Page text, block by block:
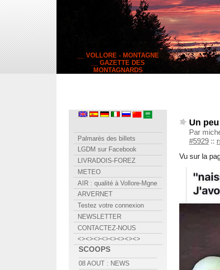
__ VOLLORE - MONTAGNE
__ GAZETTE DES
MONTAGNARDS
Un
Par
#5929 ::
Vu sur la
Palmarès des billets
LGDM sur Facebook
LIVRADOIS-FOREZ
METEO
AIR : qualité à Vollore-Mgne
ARVERNET
Testez votre connexion
NEWSLETTER
CONTACTEZ-NOUS
<><><><><><><><>
SCOOPS
08 AOUT : NEWS